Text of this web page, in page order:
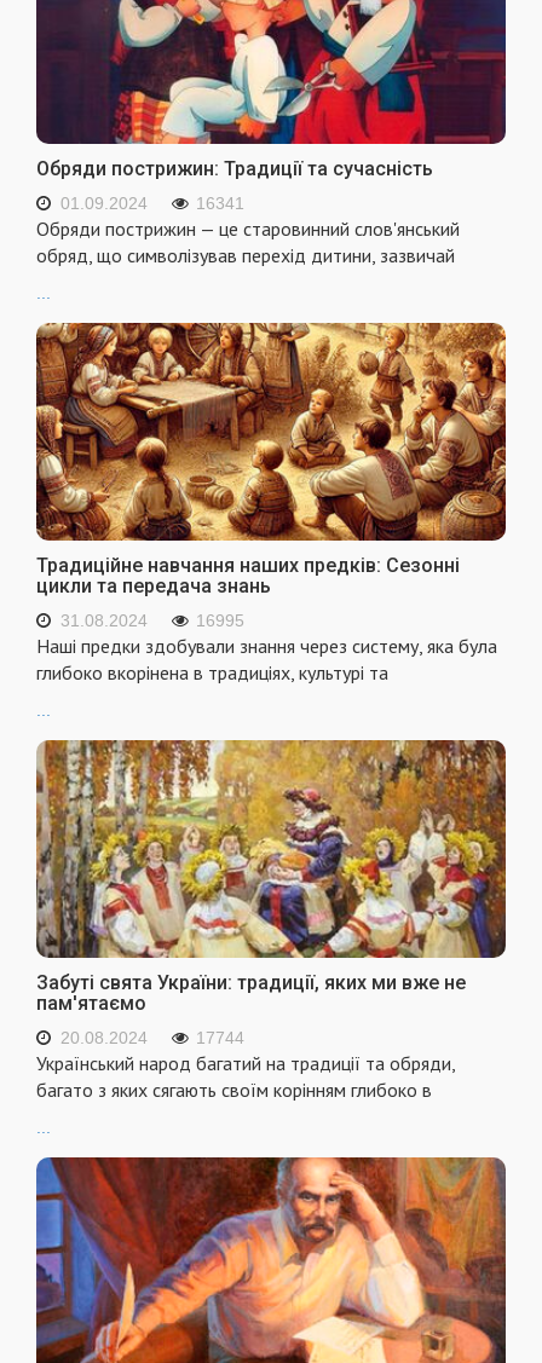
Обряди пострижин: Традиції та сучасність
01.09.2024 16341
Обряди пострижин — це старовинний слов'янський
обряд, що символізував перехід дитини, зазвичай
Традиційне навчання наших предків: Сезонні
цикли та передача знань
31.08.2024 16995
Наші предки здобували знання через систему, яка була
глибоко вкорінена в традиціях, культурі та
Забуті свята України: традиції, яких ми вже не
пам'ятаємо
20.08.2024 17744
Український народ багатий на традиції та обряди,
багато з яких сягають своїм корінням глибоко в
...